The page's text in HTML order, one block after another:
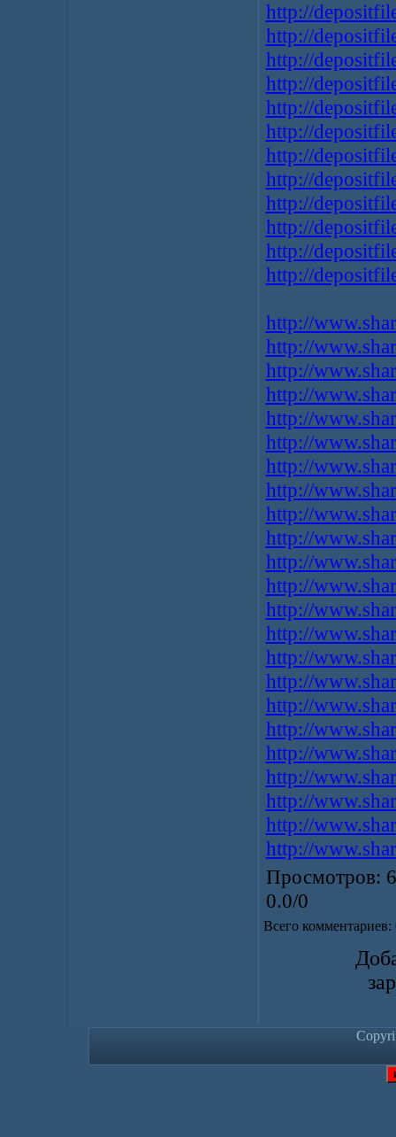
http://
http://
http://
http://
http://
http://
http://
http://
http://
http://
http://
http://
http://
http://
http://
http://
http://
http://
http://
http://
http://
http://
http://
http://
http://
http://
http://
http://
http://
http://
http://
http://
http://
http://
http://
Просмотров:
0.0/0
Всего комментариев: